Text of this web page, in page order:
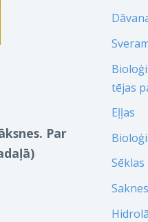
tējas
Eļļas
Sēklas
Saknes
Par